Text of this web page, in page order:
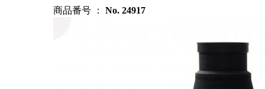
商品番号 ： No. 24917